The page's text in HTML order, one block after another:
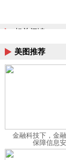
相关阅读
美图推荐
金融科技下，金
保障信息